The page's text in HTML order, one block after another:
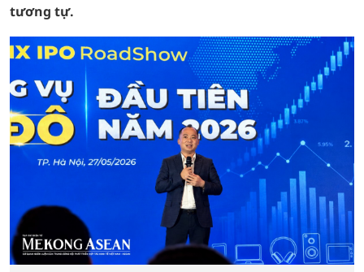
tương tự.